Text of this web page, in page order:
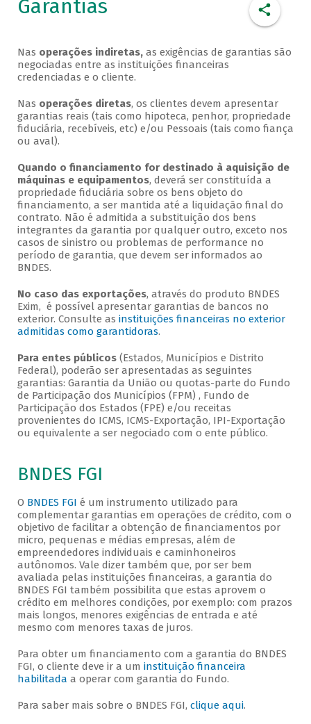
Garantias
Nas operações indiretas,as exigências de garantias são
negociadas entre as instituições financeiras
credenciadas e o cliente.
Nas operações diretas, os clientes devem apresentar
garantias reais (tais como hipoteca, penhor, propriedade
fiduciária, recebíveis, etc) e/ou Pessoais (tais como fiança
ou aval).
Quando o financiamento for destinado à aquisição de
máquinas e equipamentos, deverá ser constituída a
propriedade fiduciária sobre os bens objeto do
financiamento, a ser mantida até a liquidação final do
contrato. Não é admitida a substituição dos bens
integrantes da garantia por qualquer outro, exceto nos
casos de sinistro ou problemas de performance no
período de garantia, que devem ser informados ao
BNDES.
No caso das exportações, através do produto BNDES
Exim, é possível apresentar garantias de bancos no
exterior. Consulte as instituições financeiras no exterior
admitidas como garantidoras.
Para entes públicos(Estados, Municípios e Distrito
Federal), poderão ser apresentadas as seguintes
garantias: Garantia da União ou quotas-parte do Fundo
de Participação dos Municípios (FPM) , Fundo de
Participação dos Estados (FPE) e/ou receitas
provenientes do ICMS, ICMS-Exportação, IPI-Exportação
ou equivalente a ser negociado com o ente público.
BNDES FGI
O BNDES FGI é um instrumento utilizado para
complementar garantias em operações de crédito, com o
objetivo de facilitar a obtenção de financiamentos por
micro, pequenas e médias empresas, além de
empreendedores individuais e caminhoneiros
autônomos. Vale dizer também que, por ser bem
avaliada pelas instituições financeiras, a garantia do
BNDES FGI também possibilita que estas aprovem o
crédito em melhores condições, por exemplo: com prazos
mais longos, menores exigências de entrada e até
mesmo com menores taxas de juros.
Para obter um financiamento com a garantia do BNDES
FGI, o cliente deve ir a um instituição financeira
habilitada a operar com garantia do Fundo.
Para saber mais sobre o BNDES FGI, clique aqui.